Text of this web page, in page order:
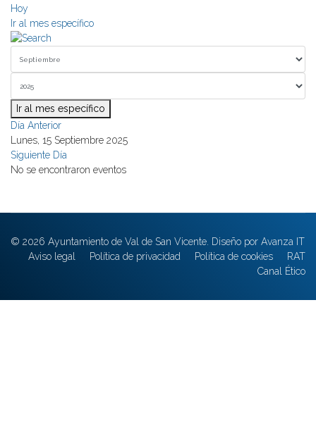
Hoy
Ir al mes específico
Ir al mes específico
Día Anterior
Lunes, 15 Septiembre 2025
Siguiente Día
No se encontraron eventos
© 2026 Ayuntamiento de Val de San Vicente. Diseño por Avanza IT
Aviso legal
Política de privacidad Política de cookies
RAT
Canal Ético